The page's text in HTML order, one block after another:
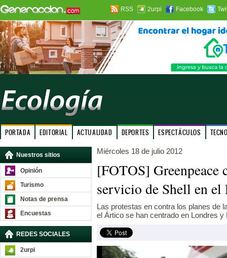
RSS 2urpi Facebook
PORTADA EDITORIAL ACTUALIDAD DEPORTES ESPECTÁCULOS
Nuestros sitios
Opinión
Turismo
Notas de prensa
Encuestas
REDES SOCIALES
2urpi
Miércoles 18 de julio 2012
[FOTOS] Greenpeace
servicio de Shell en
Las protestas en contra los planes de
el Ártico se han centrado en Londres y